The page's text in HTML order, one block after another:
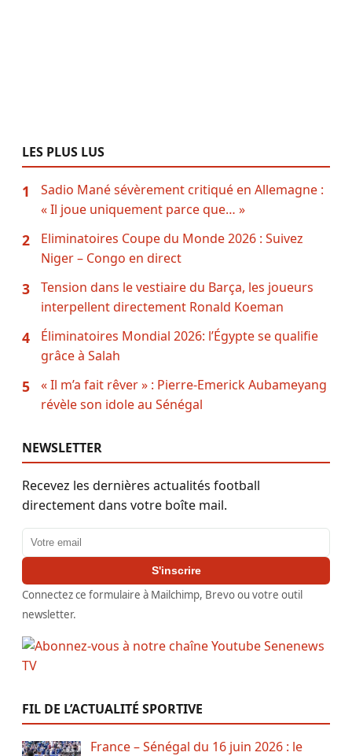
LES PLUS LUS
1
Sadio Mané sévèrement critiqué en Allemagne :
« Il joue uniquement parce que… »
2
Eliminatoires Coupe du Monde 2026 : Suivez
Niger – Congo en direct
3
Tension dans le vestiaire du Barça, les joueurs
interpellent directement Ronald Koeman
4
Éliminatoires Mondial 2026: l’Égypte se qualifie
grâce à Salah
5
« Il m’a fait rêver » : Pierre-Emerick Aubameyang
révèle son idole au Sénégal
NEWSLETTER
Recevez les dernières actualités football
directement dans votre boîte mail.
Adresse email
S'inscrire
Connectez ce formulaire à Mailchimp, Brevo ou votre outil
newsletter.
FIL DE L’ACTUALITÉ SPORTIVE
France – Sénégal du 16 juin 2026 : le